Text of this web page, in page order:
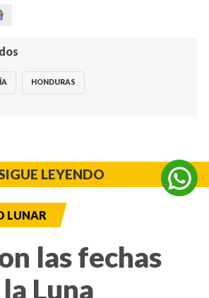
HONDURAS
LEYENDO
LUNAR
las fechas
Luna